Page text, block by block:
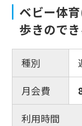
ベビー体
歩きので
種別
月会費
利用時間